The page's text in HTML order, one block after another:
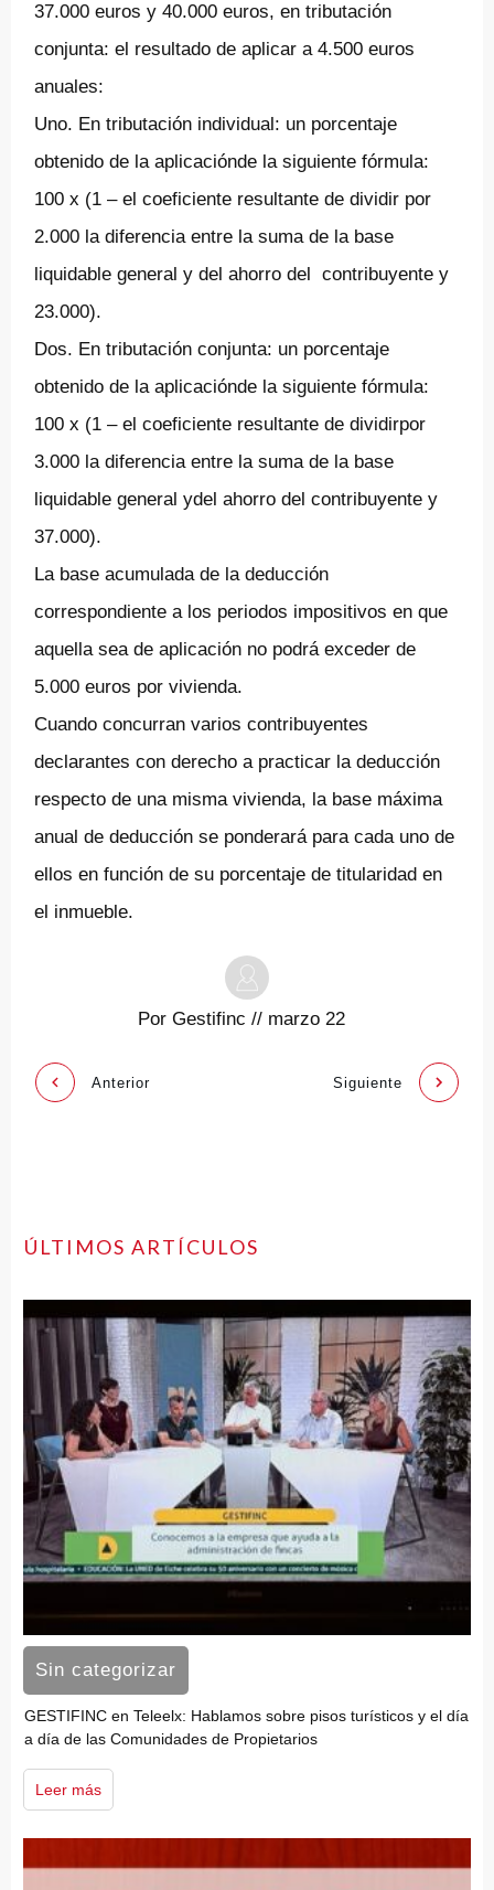
37.000 euros y 40.000 euros, en tributación
conjunta: el resultado de aplicar a 4.500 euros
anuales:
Uno. En tributación individual: un porcentaje
obtenido de la aplicaciónde la siguiente fórmula:
100 x (1 – el coeficiente resultante de dividir por
2.000 la diferencia entre la suma de la base
liquidable general y del ahorro del contribuyente y
23.000).
Dos. En tributación conjunta: un porcentaje
obtenido de la aplicaciónde la siguiente fórmula:
100 x (1 – el coeficiente resultante de dividirpor
3.000 la diferencia entre la suma de la base
liquidable general ydel ahorro del contribuyente y
37.000).
La base acumulada de la deducción
correspondiente a los periodos impositivos en que
aquella sea de aplicación no podrá exceder de
5.000 euros por vivienda.
Cuando concurran varios contribuyentes
declarantes con derecho a practicar la deducción
respecto de una misma vivienda, la base máxima
anual de deducción se ponderará para cada uno de
ellos en función de su porcentaje de titularidad en
el inmueble.
Por Gestifinc // marzo 22
Anterior Siguiente
ÚLTIMOS ARTÍCULOS
Sin categorizar
GESTIFINC en Teleelx: Hablamos sobre pisos turísticos y el día
a día de las Comunidades de Propietarios
Leer más